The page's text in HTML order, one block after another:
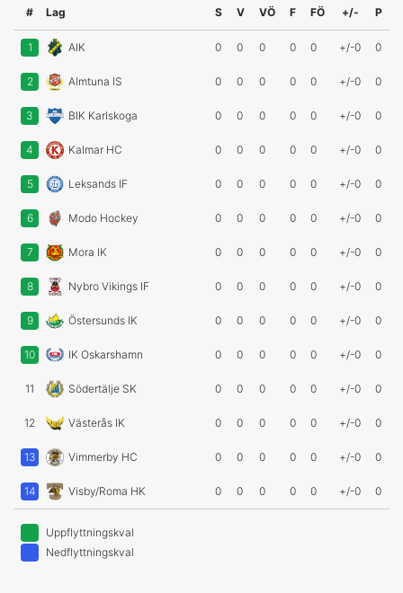
# Lag S V VÖ F FÖ +/- P
1 AIK 0 0 0 0 0 +/-0 0
2 Almtuna IS 0 0 0 0 0 +/-0 0
3 BIK Karlskoga 0 0 0 0 0 +/-0 0
4 Kalmar HC 0 0 0 0 0 +/-0 0
5 Leksands IF 0 0 0 0 0 +/-0 0
6 Modo Hockey 0 0 0 0 0 +/-0 0
7 Mora IK 0 0 0 0 0 +/-0 0
8 Nybro Vikings IF 0 0 0 0 0 +/-0 0
9 Östersunds IK 0 0 0 0 0 +/-0 0
10 IK Oskarshamn 0 0 0 0 0 +/-0 0
11 Södertälje SK 0 0 0 0 0 +/-0 0
12 Västerås IK 0 0 0 0 0 +/-0 0
13 Vimmerby HC 0 0 0 0 0 +/-0 0
14 Visby/Roma HK 0 0 0 0 0 +/-0 0
Uppflyttningskval
Nedflyttningskval